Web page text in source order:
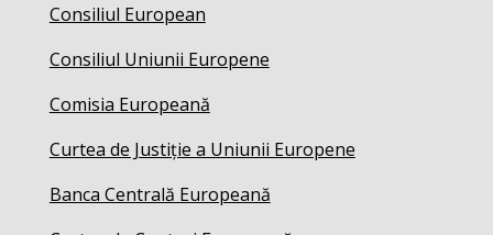
Consiliul European
Consiliul Uniunii Europene
Comisia Europeană
Curtea de Justiție a Uniunii Europene
Banca Centrală Europeană